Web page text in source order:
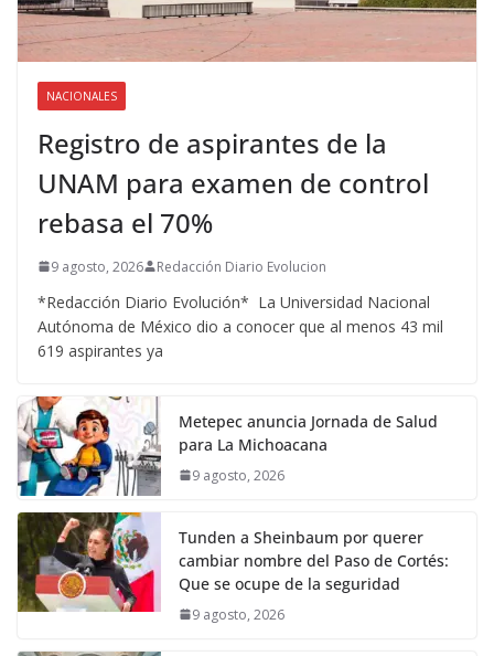
NACIONALES
Registro de aspirantes de la
UNAM para examen de control
rebasa el 70%
9 agosto, 2026 Redacción Diario Evolucion
*Redacción Diario Evolución* La Universidad Nacional
Autónoma de México dio a conocer que al menos 43 mil
619 aspirantes ya
Metepec anuncia Jornada de Salud
para La Michoacana
9 agosto, 2026
Tunden a Sheinbaum por querer
cambiar nombre del Paso de Cortés:
Que se ocupe de la seguridad
9 agosto, 2026